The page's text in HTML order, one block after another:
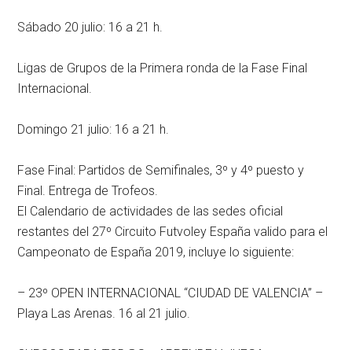
Sábado 20 julio: 16 a 21 h.
Ligas de Grupos de la Primera ronda de la Fase Final
Internacional.
Domingo 21 julio: 16 a 21 h.
Fase Final: Partidos de Semifinales, 3º y 4º puesto y
Final. Entrega de Trofeos.
El Calendario de actividades de las sedes oficial
restantes del 27º Circuito Futvoley España valido para el
Campeonato de España 2019, incluye lo siguiente:
– 23º OPEN INTERNACIONAL “CIUDAD DE VALENCIA” –
Playa Las Arenas. 16 al 21 julio.